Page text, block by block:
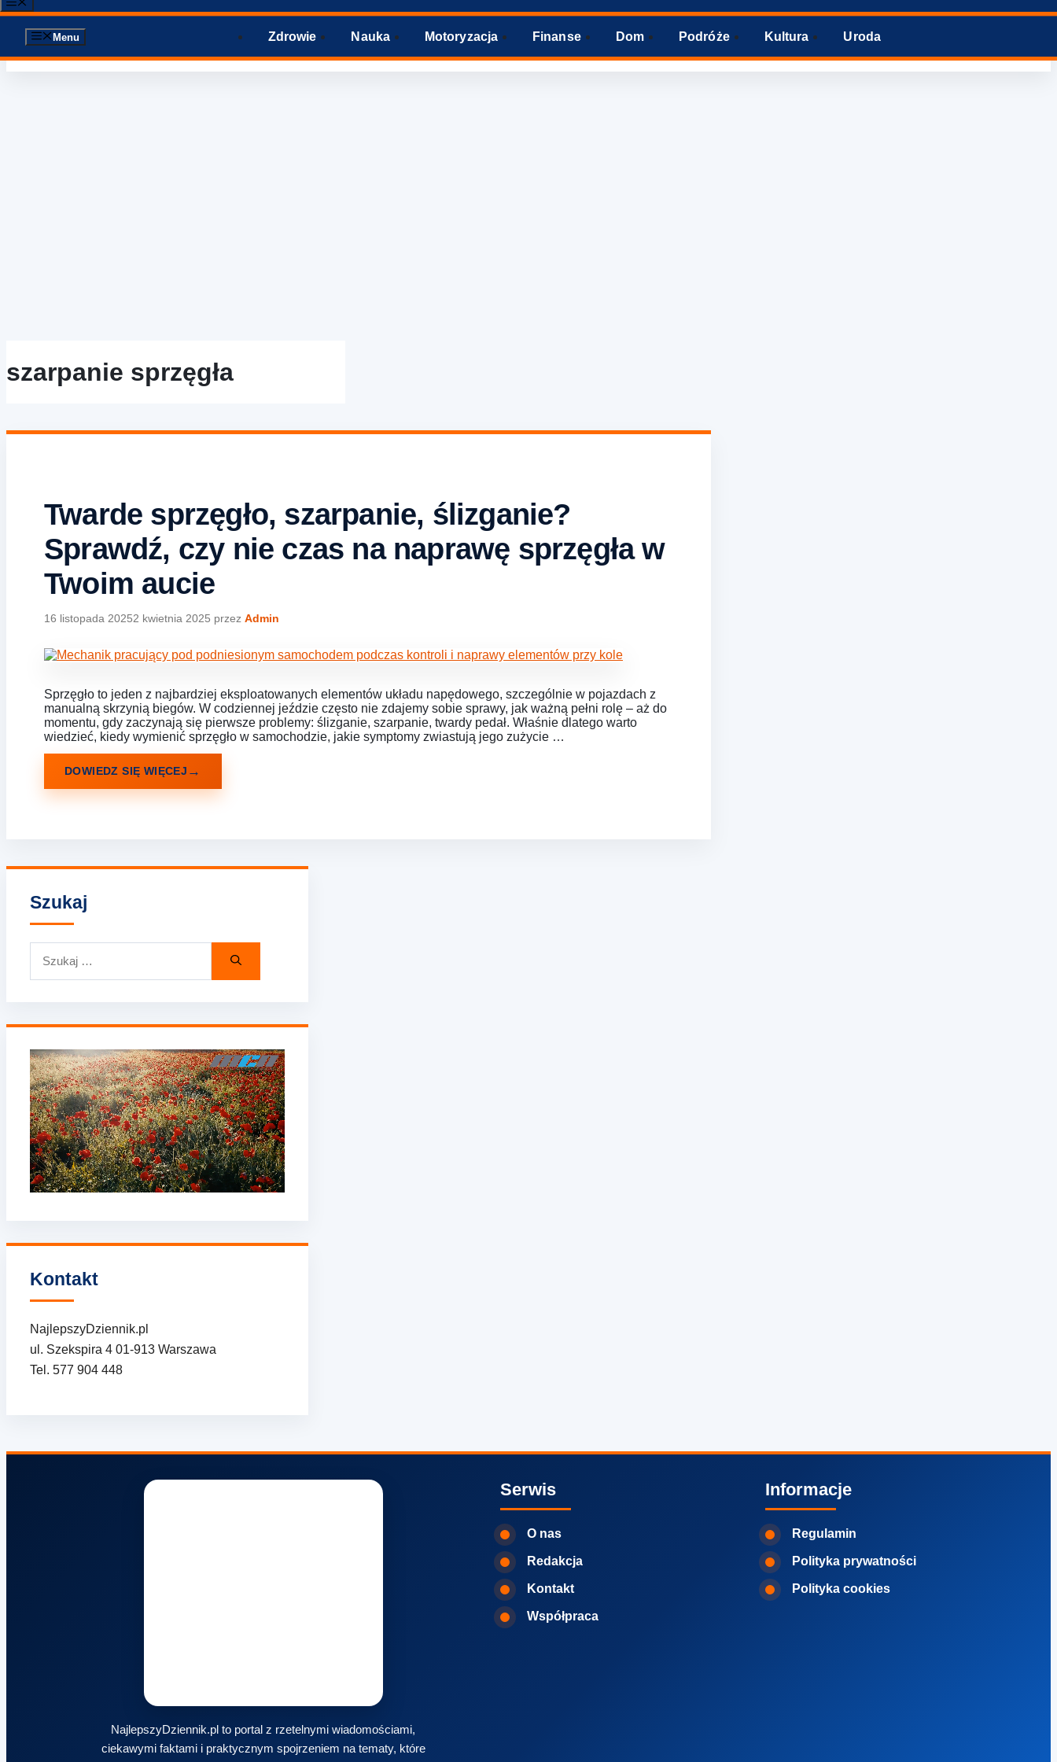
Menu Zdrowie Nauka Motoryzacja Finanse Dom Podróże Kultura Uroda
szarpanie sprzęgła
Twarde sprzęgło, szarpanie, ślizganie?
Sprawdź, czy nie czas na naprawę sprzęgła w
Twoim aucie
16 listopada 20252 kwietnia 2025 przez Admin
Sprzęgło to jeden z najbardziej eksploatowanych elementów układu napędowego, szczególnie w pojazdach z
manualną skrzynią biegów. W codziennej jeździe często nie zdajemy sobie sprawy, jak ważną pełni rolę – aż do
momentu, gdy zaczynają się pierwsze problemy: ślizganie, szarpanie, twardy pedał. Właśnie dlatego warto
wiedzieć, kiedy wymienić sprzęgło w samochodzie, jakie symptomy zwiastują jego zużycie …
DOWIEDZ SIĘ WIĘCEJ
Szukaj
Kontakt
NajlepszyDziennik.pl
ul. Szekspira 4 01-913 Warszawa
Tel. 577 904 448
NajlepszyDziennik.pl to portal z rzetelnymi wiadomościami,
ciekawymi faktami i praktycznym spojrzeniem na tematy, które
Serwis
O nas
Redakcja
Kontakt
Współpraca
Informacje
Regulamin
Polityka prywatności
Polityka cookies